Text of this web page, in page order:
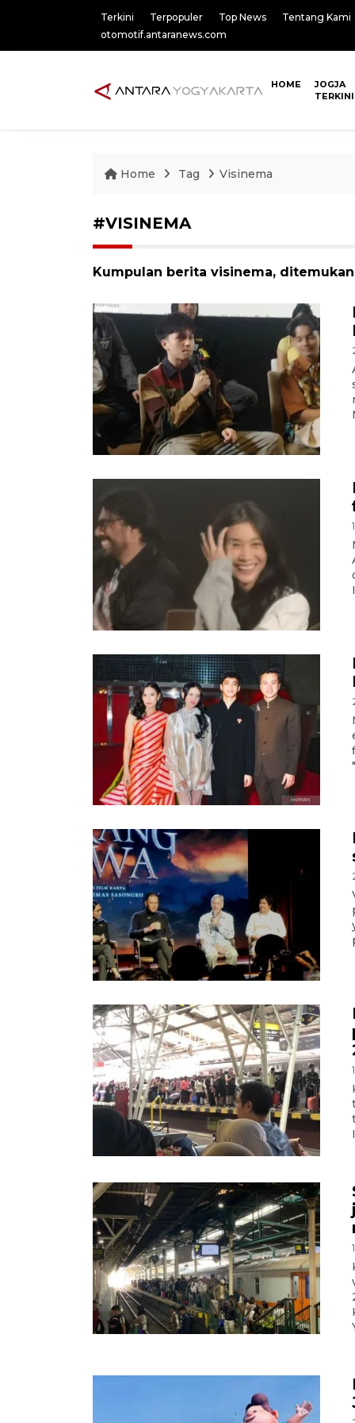
Terkini Terpopuler Top News
Tentang Kami
otomotif.antaranews.com
HOME
JOGJA
TERKINI
Home Tag Visinema
#VISINEMA
Kumpulan berita visinema,